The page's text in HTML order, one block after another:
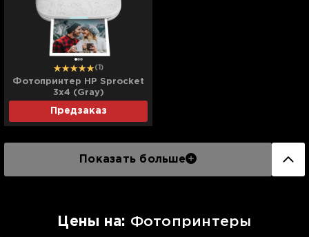
(1)
Фотопринтер HP Sprocket
3x4 (Gray)
Предзаказ
Показать больше
Цены на: Фотопринтеры